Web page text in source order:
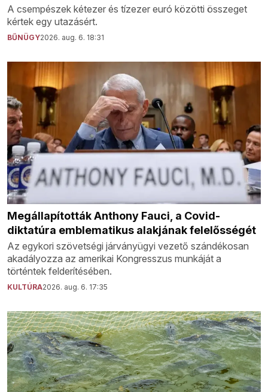
A csempészek kétezer és tízezer euró közötti összeget
kértek egy utazásért.
BŰNÜGY2026. aug. 6. 18:31
Megállapították Anthony Fauci, a Covid-
diktatúra emblematikus alakjának felelősségét
Az egykori szövetségi járványügyi vezető szándékosan
akadályozza az amerikai Kongresszus munkáját a
történtek felderítésében.
KULTÚRA2026. aug. 6. 17:35